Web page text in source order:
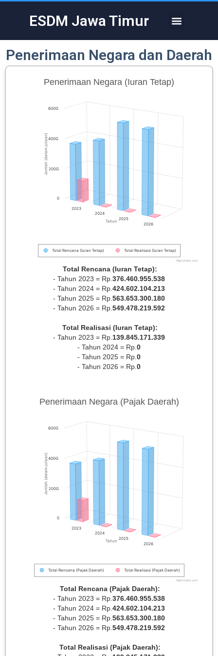
to
content
ESDM Jawa Timur Menu
Penerimaan Negara dan Daerah
Penerimaan Negara (Iuran Tetap)
Tahun
Jumlah (dalam jutaan)
Total Rencana (Iuran Tetap) Total Realisasi (Iuran Tetap)
2023
2024
2025
2026
0
200G
400G
600G
Highcharts.com
Total Rencana (Iuran Tetap):
- Tahun 2023 = Rp. 376.460.955.538
- Tahun 2024 = Rp. 424.602.104.213
- Tahun 2025 = Rp. 563.653.300.180
- Tahun 2026 = Rp. 549.478.219.592
Total Realisasi (Iuran Tetap):
- Tahun 2023 = Rp. 139.845.171.339
- Tahun 2024 = Rp. 0
- Tahun 2025 = Rp. 0
- Tahun 2026 = Rp. 0
Penerimaan Negara (Pajak Daerah)
Tahun
Jumlah (dalam jutaan)
Total Rencana (Pajak Daerah) Total Realisasi (Pajak Daerah)
2023
2024
2025
2026
0
200G
400G
600G
Highcharts.com
Total Rencana (Pajak Daerah):
- Tahun 2023 = Rp. 376.460.955.538
- Tahun 2024 = Rp. 424.602.104.213
- Tahun 2025 = Rp. 563.653.300.180
- Tahun 2026 = Rp. 549.478.219.592
Total Realisasi (Pajak Daerah):